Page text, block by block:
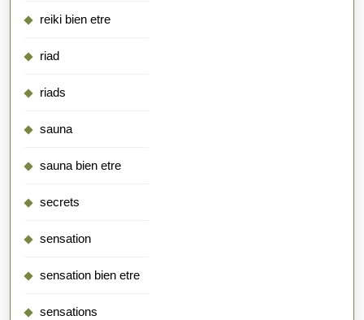
reiki bien etre
riad
riads
sauna
sauna bien etre
secrets
sensation
sensation bien etre
sensations